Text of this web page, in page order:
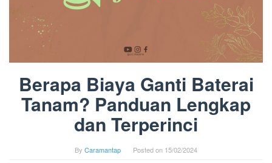
Berapa Biaya Ganti Baterai
Tanam? Panduan Lengkap
dan Terperinci
By Caramantap Posted on 15/02/2024